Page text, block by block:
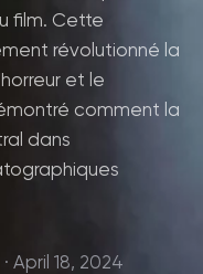
film. Cette
révolutionné la
et le
comment la
dans
April 18, 2024